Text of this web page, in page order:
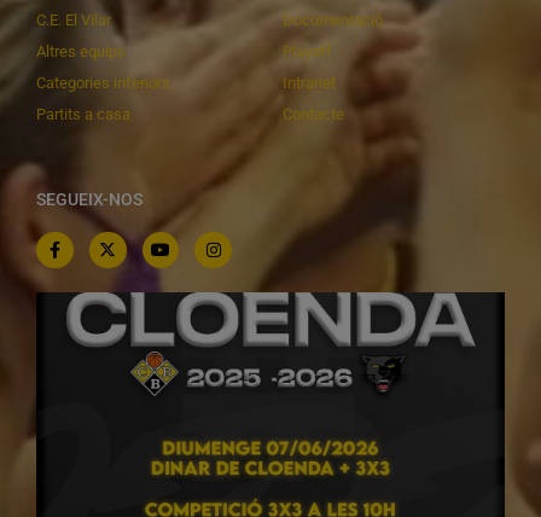
C.E. El Vilar
Altres equips
Categories inferiors
Partits a casa
Documentació
Playoff
Intranet
Contacte
SEGUEIX-NOS